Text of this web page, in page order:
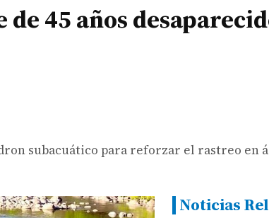
45 años
subacuático para reforzar el rastreo en
Noticias